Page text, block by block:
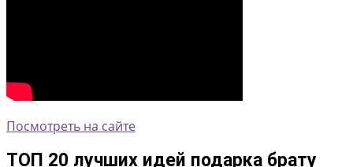
Посмотреть на сайте
ТОП 20 лучших идей подарка брату